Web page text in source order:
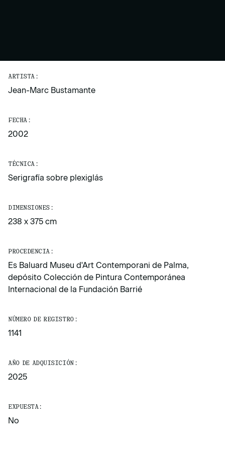
ARTISTA:
Jean-Marc Bustamante
FECHA:
2002
TÉCNICA:
Serigrafía sobre plexiglás
DIMENSIONES:
238 x 375 cm
PROCEDENCIA:
Es Baluard Museu d'Art Contemporani de Palma,
depósito Colección de Pintura Contemporánea
Internacional de la Fundación Barrié
NÚMERO DE REGISTRO:
1141
AÑO DE ADQUISICIÓN:
2025
EXPUESTA:
No